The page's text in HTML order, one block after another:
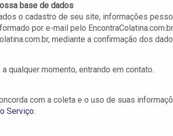
base de dados
o cadastro de seu site, informações
por e-mail pelo EncontraColatina.com.br
mediante a confirmação dos
qualquer momento, entrando em contato.
com a coleta e o uso de suas
Serviço.